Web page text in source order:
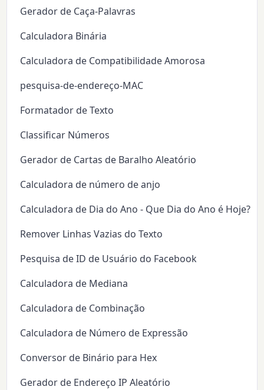
Gerador de Caça-Palavras
Calculadora Binária
Calculadora de Compatibilidade Amorosa
pesquisa-de-endereço-MAC
Formatador de Texto
Classificar Números
Gerador de Cartas de Baralho Aleatório
Calculadora de número de anjo
Calculadora de Dia do Ano - Que Dia do Ano é Hoje?
Remover Linhas Vazias do Texto
Pesquisa de ID de Usuário do Facebook
Calculadora de Mediana
Calculadora de Combinação
Calculadora de Número de Expressão
Conversor de Binário para Hex
Gerador de Endereço IP Aleatório